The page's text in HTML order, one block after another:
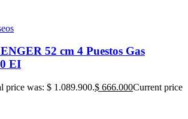
52 cm 4 Puestos Gas
EI
price was: $ 1.089.900.$ 666.000Current price